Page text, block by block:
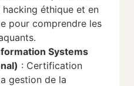
hacking éthique et en
pour comprendre les
Systems
: Certification
gestion de la